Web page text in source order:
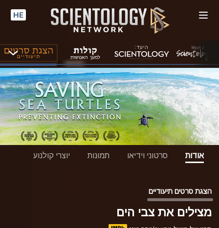
HE
אודות סרטוני וידיאו תמונות יוצרי קולנוע
הצגת סרטים תיעודיים
מצילים את צבי הים